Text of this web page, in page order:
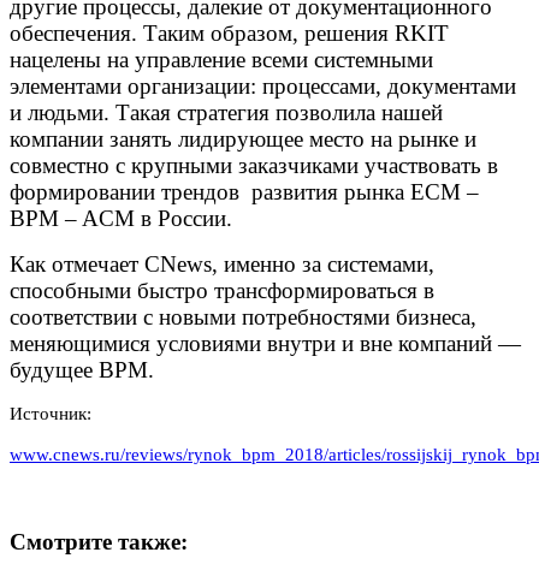
другие процессы, далекие от документационного
обеспечения. Таким образом, решения RKIT
нацелены на управление всеми системными
элементами организации: процессами, документами
и людьми. Такая стратегия позволила нашей
компании занять лидирующее место на рынке и
совместно с крупными заказчиками участвовать в
формировании трендов развития рынка ECM –
BPM – ACM в России.
Как отмечает CNews, именно за системами,
способными быстро трансформироваться в
соответствии с новыми потребностями бизнеса,
меняющимися условиями внутри и вне компаний —
будущее BPM.
Источник:
www.cnews.ru/reviews/rynok_bpm_2018/articles/
Смотрите также: